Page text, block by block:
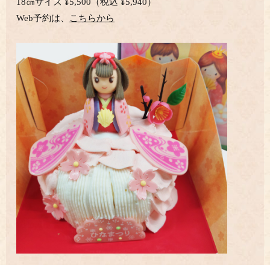
Web予約は、
こちらから